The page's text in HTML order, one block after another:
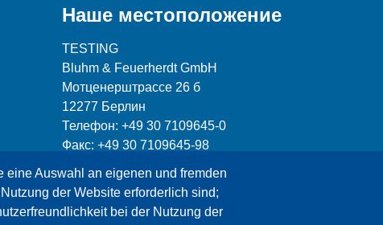
Auswahl an eigenen und fremden
der Website erforderlich sind;
bei der Nutzung der
Наше местоположение
TESTING
Bluhm & Feuerherdt GmbH
Мотценерштрассе 26 б
12277 Берлин
Телефон: +49 30 7109645-0
Факс: +49 30 7109645-98
info@testing.de